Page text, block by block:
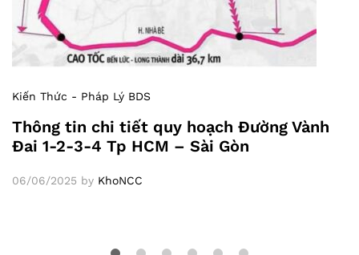
Kiến Thức - Pháp Lý BDS
Thông tin chi tiết quy hoạch Đường Vành
Đai 1-2-3-4 Tp HCM – Sài Gòn
06/06/2025 by KhoNCC